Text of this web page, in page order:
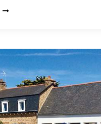
: MARCEL
LE